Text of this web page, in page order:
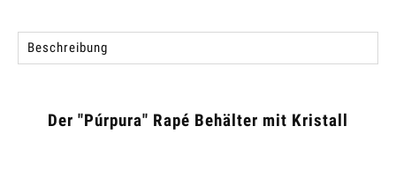
Beschreibung
Der "Púrpura" Rapé Behälter mit Kristall